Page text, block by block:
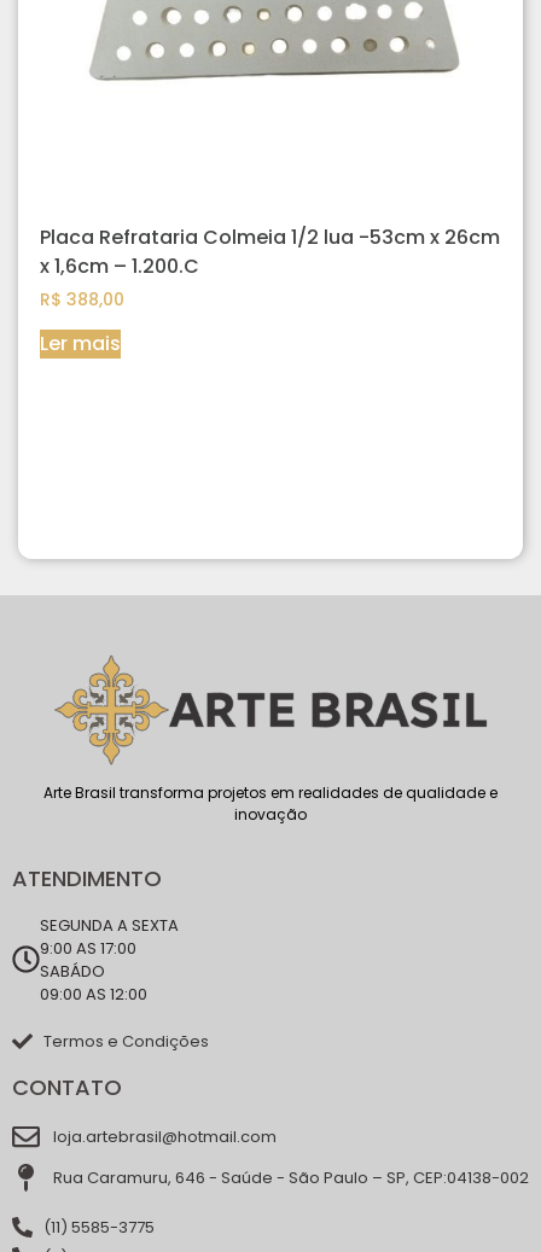
Placa Refrataria Colmeia 1/2 lua -53cm x 26cm
x 1,6cm – 1.200.C
R$ 388,00
Ler mais
Arte Brasil transforma projetos em realidades de qualidade e
inovação
ATENDIMENTO
SEGUNDA A SEXTA
9:00 AS 17:00
SABÁDO
09:00 AS 12:00
Termos e Condições
CONTATO
loja.artebrasil@hotmail.com
Rua Caramuru, 646 - Saúde - São Paulo – SP, CEP:04138-002
(11) 5585-3775